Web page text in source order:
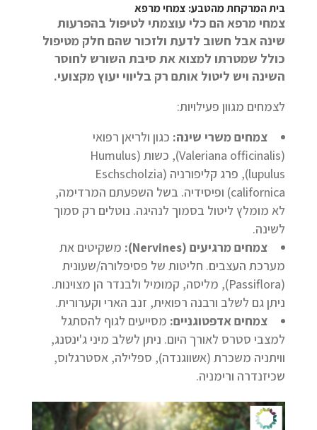
בית המרקחת מהטבע: צמחי מרפא
צמחי מרפא הם כלי עוצמתי לטיפול בהפרעות
שינה אבל חשוב לדעת ולזכור שהם חלק מטיפול
כולל שמטרתו למצוא את סיבת השורש לחוסר
השינה ויש ליטול אותם רק בליווי יעוץ מקצועי.
לצמחים מגוון פעילויות:
צמחים משרי שינה: כגון ולריאן רפואי
(Valeriana officinalis), כשות (Humulus
lupulus), פרג קליפורניה (Eschscholzia
californica) ופיסידיה. בשל השפעתם המרדימה,
לא מומלץ ליטול בסמוך לנהיגה. נוטלים רק סמוך
לשינה.
צמחים מרגיעים (Nervines
): משקיטים את
מערכת העצבים. חליטות של פסיפלורה/שעונית
(Passiflora), מליסה, קמומיל ולבנדר הן מצוינות.
ניתן גם לשלב ורבנה רפואית, זנב הארי וקערורית.
צמחים אדפטוגניים: מסייעים לגוף להסתגל
למצבי סטרס לאורך היום. ניתן לשלב מיני ג'ינסנג,
וויתניה משכרת (אשווגנדה), ספלילה, אסטרגלוס,
שכיזנדרה ורימניה.